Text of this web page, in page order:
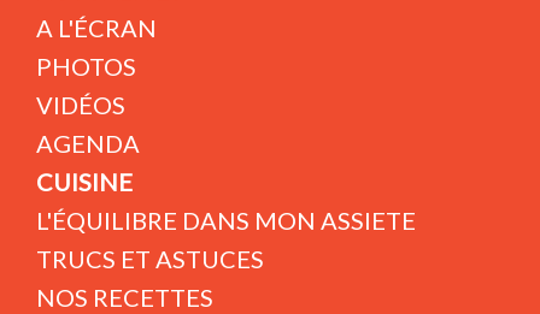
A L'ÉCRAN
PHOTOS
VIDÉOS
AGENDA
CUISINE
L'ÉQUILIBRE DANS MON ASSIETE
TRUCS ET ASTUCES
NOS RECETTES